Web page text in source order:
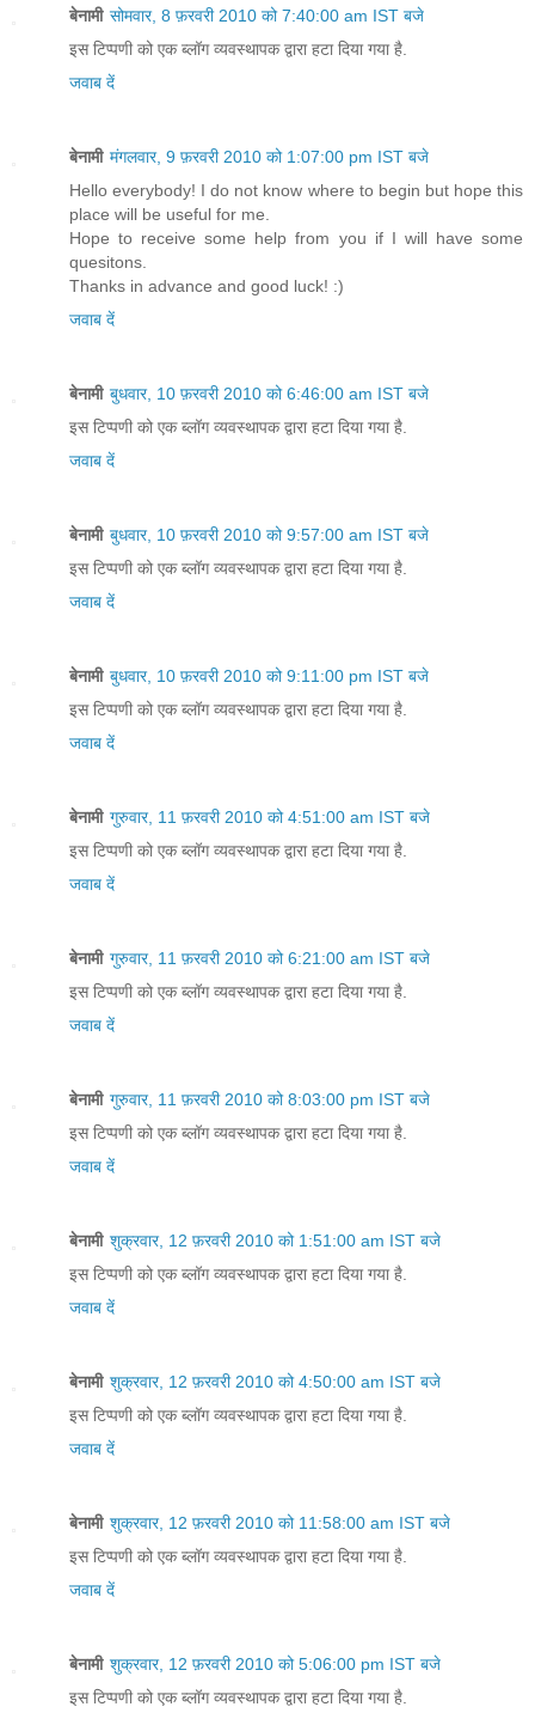
बेनामी सोमवार, 8 फ़रवरी 2010 को 7:40:00 am IST बजे
इस टिप्पणी को एक ब्लॉग व्यवस्थापक द्वारा हटा दिया गया है.
जवाब दें
बेनामी मंगलवार, 9 फ़रवरी 2010 को 1:07:00 pm IST बजे
Hello everybody! I do not know where to begin but hope this
place will be useful for me.
Hope to receive some help from you if I will have some
quesitons.
Thanks in advance and good luck! :)
जवाब दें
बेनामी बुधवार, 10 फ़रवरी 2010 को 6:46:00 am IST बजे
इस टिप्पणी को एक ब्लॉग व्यवस्थापक द्वारा हटा दिया गया है.
जवाब दें
बेनामी बुधवार, 10 फ़रवरी 2010 को 9:57:00 am IST बजे
इस टिप्पणी को एक ब्लॉग व्यवस्थापक द्वारा हटा दिया गया है.
जवाब दें
बेनामी बुधवार, 10 फ़रवरी 2010 को 9:11:00 pm IST बजे
इस टिप्पणी को एक ब्लॉग व्यवस्थापक द्वारा हटा दिया गया है.
जवाब दें
बेनामी गुरुवार, 11 फ़रवरी 2010 को 4:51:00 am IST बजे
इस टिप्पणी को एक ब्लॉग व्यवस्थापक द्वारा हटा दिया गया है.
जवाब दें
बेनामी गुरुवार, 11 फ़रवरी 2010 को 6:21:00 am IST बजे
इस टिप्पणी को एक ब्लॉग व्यवस्थापक द्वारा हटा दिया गया है.
जवाब दें
बेनामी गुरुवार, 11 फ़रवरी 2010 को 8:03:00 pm IST बजे
इस टिप्पणी को एक ब्लॉग व्यवस्थापक द्वारा हटा दिया गया है.
जवाब दें
बेनामी शुक्रवार, 12 फ़रवरी 2010 को 1:51:00 am IST बजे
इस टिप्पणी को एक ब्लॉग व्यवस्थापक द्वारा हटा दिया गया है.
जवाब दें
बेनामी शुक्रवार, 12 फ़रवरी 2010 को 4:50:00 am IST बजे
इस टिप्पणी को एक ब्लॉग व्यवस्थापक द्वारा हटा दिया गया है.
जवाब दें
बेनामी शुक्रवार, 12 फ़रवरी 2010 को 11:58:00 am IST बजे
इस टिप्पणी को एक ब्लॉग व्यवस्थापक द्वारा हटा दिया गया है.
जवाब दें
बेनामी शुक्रवार, 12 फ़रवरी 2010 को 5:06:00 pm IST बजे
इस टिप्पणी को एक ब्लॉग व्यवस्थापक द्वारा हटा दिया गया है.